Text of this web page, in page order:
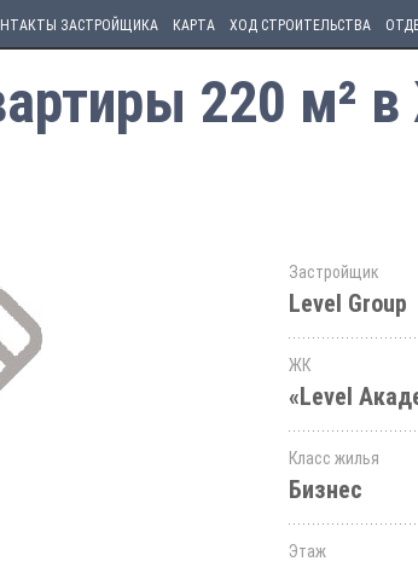
ЗАСТРОЙЩИКА КАРТА ХОД СТРОИТЕЛЬСТВА
220 м²
Застройщик
Level Group
ЖК
«Level
Класс жилья
Бизнес
Этаж